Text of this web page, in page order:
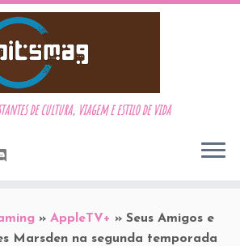
de cultura, viagem e estilo de vida
» AppleTV+ » Seus Amigos e
Marsden na segunda temporada